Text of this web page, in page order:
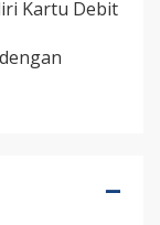
Kartu Debit